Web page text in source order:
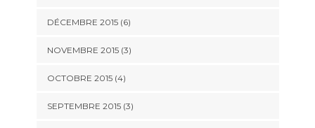
DÉCEMBRE 2015(6)
NOVEMBRE 2015(3)
OCTOBRE 2015(4)
SEPTEMBRE 2015(3)